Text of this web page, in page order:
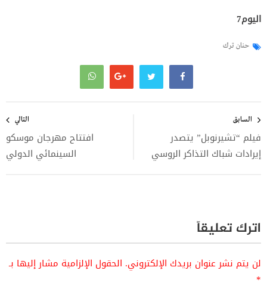
اليوم7
حنان ترك
المقالات
السابق
فيلم “تشيرنوبل” يتصدر
إيرادات شباك التذاكر الروسي
التالي
افتتاح مهرجان موسكو
السينمائي الدولي
اترك تعليقاً
لن يتم نشر عنوان بريدك الإلكتروني. الحقول الإلزامية مشار إليها بـ
*